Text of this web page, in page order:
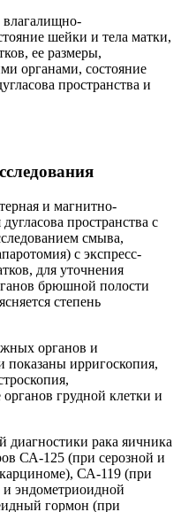
влагалищно-
шейки и тела матки,
ее размеры,
органами, состояние
пространства и
и магнитно-
пространства с
смыва,
с экспресс-
для уточнения
брюшной полости
степень
органов и
показаны ирригоскопия,
органов грудной клетки и
рака яичника
СА-125 (при серозной и
СА-119 (при
эндометриоидной
гормон (при